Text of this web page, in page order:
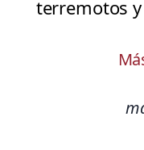
terremotos